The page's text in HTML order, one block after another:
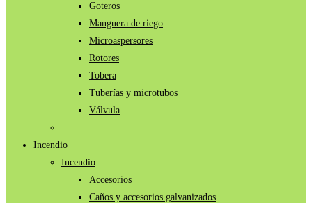
Goteros
Manguera de riego
Microaspersores
Rotores
Tobera
Tuberías y microtubos
Válvula
Incendio
Incendio
Accesorios
Caños y accesorios galvanizados